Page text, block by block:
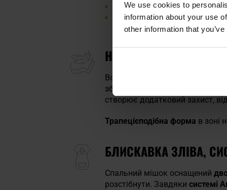
We use cookies to
information about your use
other information that
T-comfort: 10 C– мінімальна
T-limit: 10 C– мінімальна
НАПОВНЕННЯ G-LOFT,
Всередині мішок наповнений
зберігає свої теплоізоляційні
створює додатковий захист,
Трапецієподібна форма в зоні
БЛИСКАВКА ЗЛІВА,
Спальний мішок оснащений
розстібнути. Завдяки системі